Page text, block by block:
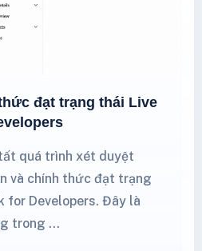
đạt trạng thái Live
quá trình xét duyệt
và chính thức đạt trạng
for Developers. Đây là
trong …